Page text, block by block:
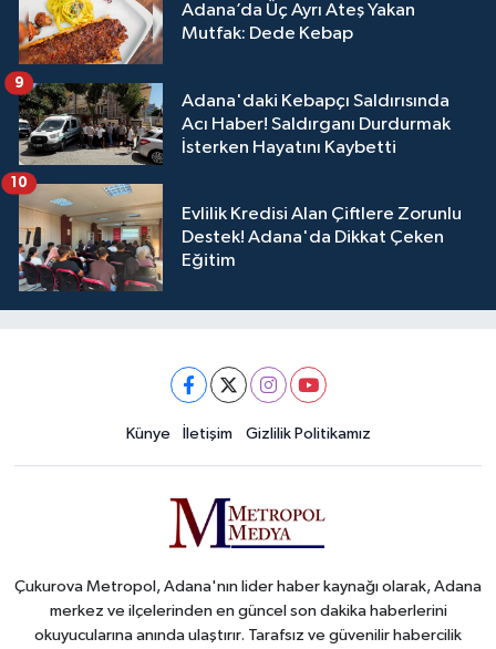
Adana’da Üç Ayrı Ateş Yakan
Mutfak: Dede Kebap
Adana'daki Kebapçı Saldırısında
Acı Haber! Saldırganı Durdurmak
İsterken Hayatını Kaybetti
9
Evlilik Kredisi Alan Çiftlere Zorunlu
Destek! Adana'da Dikkat Çeken
Eğitim
10
Künye İletişim Gizlilik Politikamız
Çukurova Metropol, Adana'nın lider haber kaynağı olarak, Adana
merkez ve ilçelerinden en güncel son dakika haberlerini
okuyucularına anında ulaştırır. Tarafsız ve güvenilir habercilik